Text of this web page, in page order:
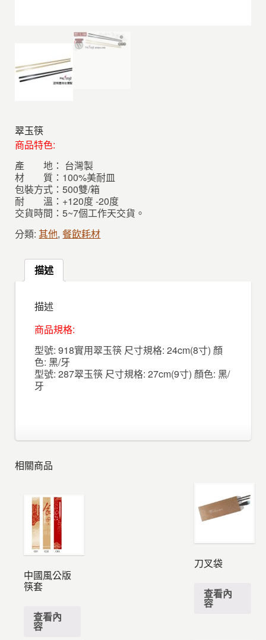
翠玉筷
商品特色:
產 地： 台灣製
材 質：100%美耐皿
包裝方式：500雙/箱
耐 溫：+120度 -20度
交貨時間：5~7個工作天交貨。
分類:其他,餐飲耗材
描述
描述
商品規格:
型號: 918實用翠玉筷 尺寸規格: 24cm(8寸) 顏
色: 黑/牙
型號: 287翠玉筷 尺寸規格: 27cm(9寸) 顏色: 黑/
牙
相關商品
中國風公版
筷套
查看內
容
刀叉袋
查看內
容